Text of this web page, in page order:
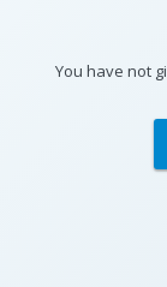
You have not